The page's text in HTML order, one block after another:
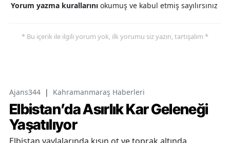
Yorum yazma kurallarını okumuş ve kabul etmiş sayılırsınız
* Bu içerik ile ilgili yorum yok, ilk yorumu siz yazın, tartışalım *
Ajans344 | Kahramanmaraş Haberleri
Elbistan’da Asırlık Kar Geleneği
Yaşatılıyor